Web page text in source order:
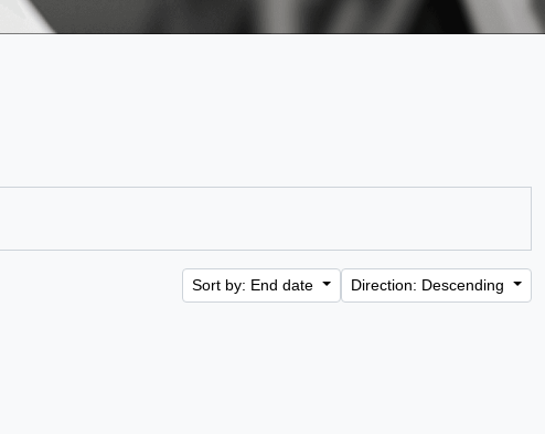
Sort by: End date Direction: Descending